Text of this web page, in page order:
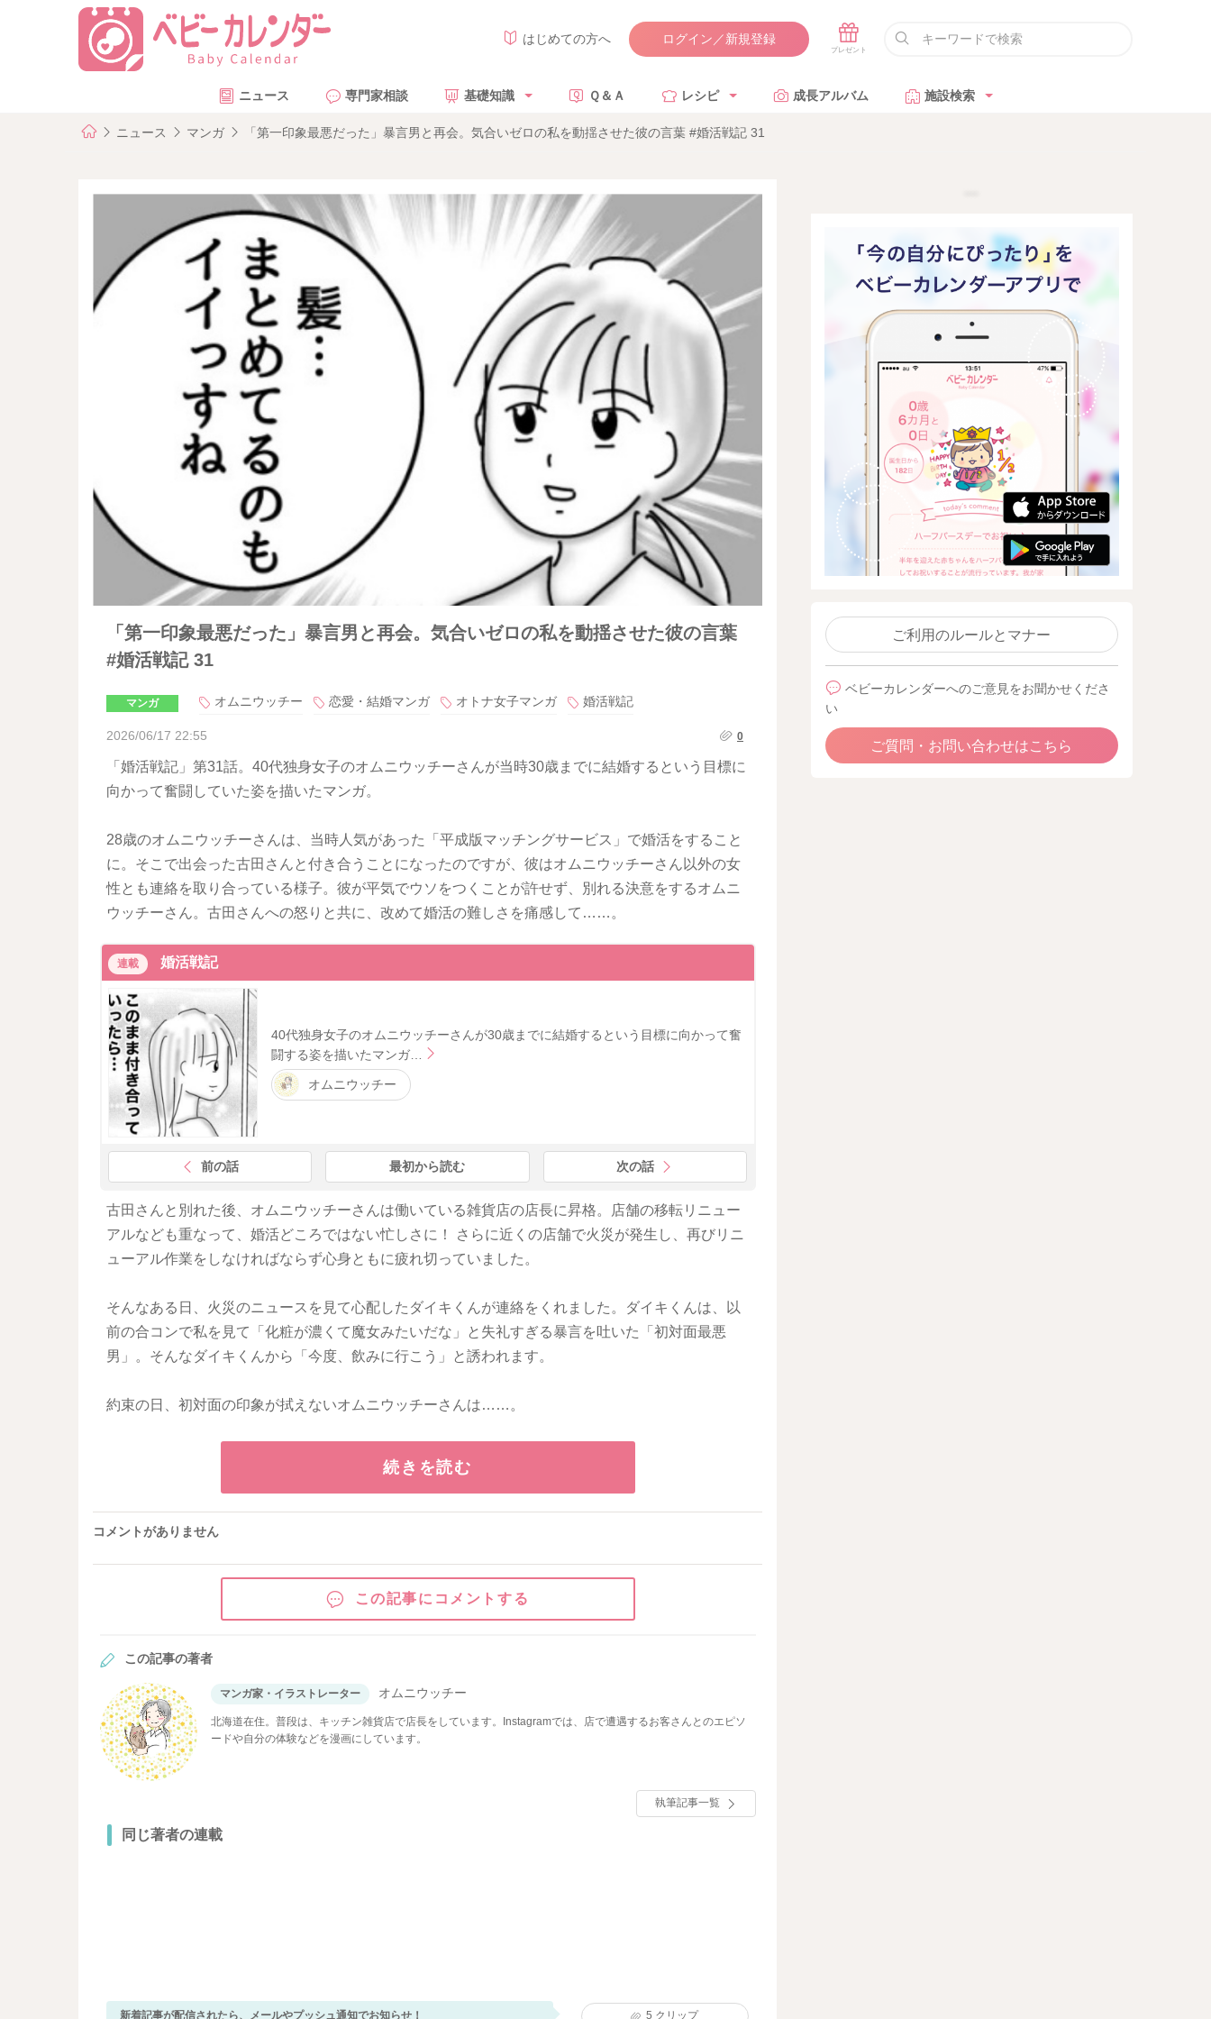
はじめての方へ ログイン／新規登録
ニュース 専門家相談 基礎知識 Ｑ＆Ａ レシピ 成長アルバム 施設検索
ニュース マンガ 「第一印象最悪だった」暴言男と再会。気合いゼロの私を動揺させた彼の言葉 #婚活戦記 31
「第一印象最悪だった」暴言男と再会。気合いゼロの私を動揺させた彼の言葉
#婚活戦記 31
マンガ オムニウッチー 恋愛・結婚マンガ オトナ女子マンガ 婚活戦記
2026/06/17 22:55 0
「婚活戦記」第31話。40代独身女子のオムニウッチーさんが当時30歳までに結婚するという目標に
向かって奮闘していた姿を描いたマンガ。
28歳のオムニウッチーさんは、当時人気があった「平成版マッチングサービス」で婚活をすること
に。そこで出会った古田さんと付き合うことになったのですが、彼はオムニウッチーさん以外の女
性とも連絡を取り合っている様子。彼が平気でウソをつくことが許せず、別れる決意をするオムニ
ウッチーさん。古田さんへの怒りと共に、改めて婚活の難しさを痛感して……。
連載 婚活戦記
40代独身女子のオムニウッチーさんが30歳までに結婚するという目標に向かって奮
闘する姿を描いたマンガ…
オムニウッチー
前の話 最初から読む 次の話
古田さんと別れた後、オムニウッチーさんは働いている雑貨店の店長に昇格。店舗の移転リニュー
アルなども重なって、婚活どころではない忙しさに！ さらに近くの店舗で火災が発生し、再びリニ
ューアル作業をしなければならず心身ともに疲れ切っていました。
そんなある日、火災のニュースを見て心配したダイキくんが連絡をくれました。ダイキくんは、以
前の合コンで私を見て「化粧が濃くて魔女みたいだな」と失礼すぎる暴言を吐いた「初対面最悪
男」。そんなダイキくんから「今度、飲みに行こう」と誘われます。
約束の日、初対面の印象が拭えないオムニウッチーさんは……。
続きを読む
コメントがありません
この記事にコメントする
この記事の著者
マンガ家・イラストレーター オムニウッチー
北海道在住。普段は、キッチン雑貨店で店長をしています。Instagramでは、店で遭遇するお客さんとのエピソ
ードや自分の体験などを漫画にしています。
執筆記事一覧
同じ著者の連載
新着記事が配信されたら、メールやプッシュ通知でお知らせ！ 5 クリップ
ご利用のルールとマナー
ベビーカレンダーへのご意見をお聞かせくださ
い
ご質問・お問い合わせはこちら